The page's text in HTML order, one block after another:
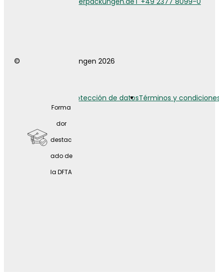
Forma
dor
destac
ado de
la DFTA
© Weber Verpackungen 2026
Protección de datosTérminos y